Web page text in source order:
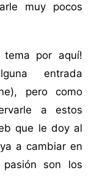
muy pocos
tema por aquí!
entrada
pero como
a estos
que le doy al
a cambiar en
son los